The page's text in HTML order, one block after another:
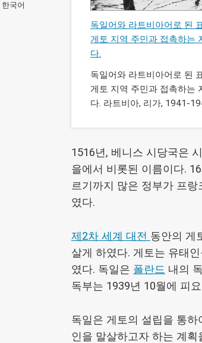
한국어
트
비
아
어
된
표
지
장
을
넘
거
나
가
게
토
역
민
과
독일어와 라트비아어로 된
게토 지역 주민과 접촉하는
다.
독일어와 라트비아어로 된
게토 지역 주민과 접촉하는
다. 라트비아, 리가, 1941-
1516년, 베니스 시당국은
을에서 비롯된 이름이다.
르기까지 많은 정부가 프
였다.
제2차 세계 대전 동안의 게
살게 하였다. 게토는 유태
였다. 독일은 폴란드 내의
독부는 1939년 10월에 피
독일은 게토의 설립을 통
인을 말살하고자 하는 계